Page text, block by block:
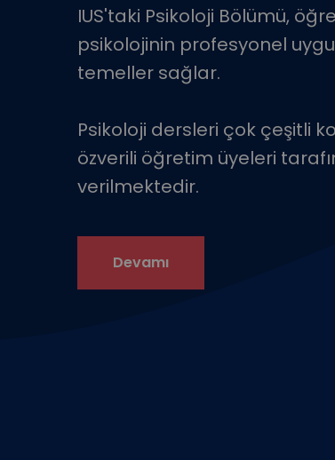
IUS'taki Psikoloji Bölümü,
psikolojinin profesyonel
temeller sağlar.
Psikoloji dersleri çok çeşitli
özverili öğretim üyeleri
verilmektedir.
Devamı